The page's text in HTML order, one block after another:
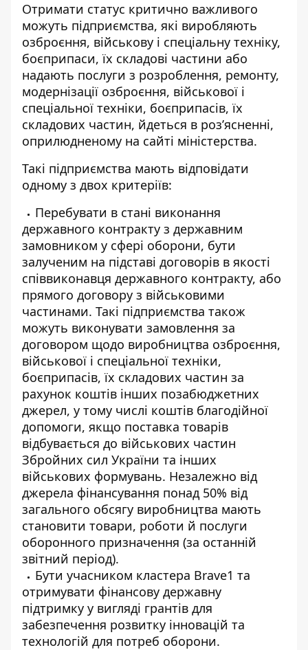
Отримати статус критично важливого
можуть підприємства, які виробляють
озброєння, військову і спеціальну техніку,
боєприпаси, їх складові частини або
надають послуги з розроблення, ремонту,
модернізації озброєння, військової і
спеціальної техніки, боєприпасів, їх
складових частин, йдеться в роз’ясненні,
оприлюдненому на сайті міністерства.
Такі підприємства мають відповідати
одному з двох критеріїв:
Перебувати в стані виконання
державного контракту з державним
замовником у сфері оборони, бути
залученим на підставі договорів в якості
співвиконавця державного контракту, або
прямого договору з військовими
частинами. Такі підприємства також
можуть виконувати замовлення за
договором щодо виробництва озброєння,
військової і спеціальної техніки,
боєприпасів, їх складових частин за
рахунок коштів інших позабюджетних
джерел, у тому числі коштів благодійної
допомоги, якщо поставка товарів
відбувається до військових частин
Збройних сил України та інших
військових формувань. Незалежно від
джерела фінансування понад 50% від
загального обсягу виробництва мають
становити товари, роботи й послуги
оборонного призначення (за останній
звітний період).
Бути учасником кластера Brave1 та
отримувати фінансову державну
підтримку у вигляді грантів для
забезпечення розвитку інновацій та
технологій для потреб оборони.